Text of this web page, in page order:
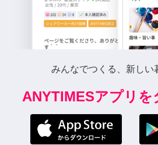
みんなでつくる、新しい
ANYTIMESアプリを